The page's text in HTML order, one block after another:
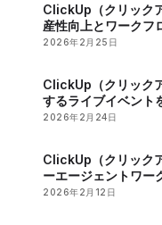
ClickUp（クリック
産性向上とワークフ
表
2026年2月25日
ClickUp（クリック
するライブイベント
2026年2月24日
ClickUp（クリック
ーエージェントワー
ベントを開催
2026年2月12日